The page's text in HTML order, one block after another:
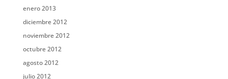
enero 2013
diciembre 2012
noviembre 2012
octubre 2012
agosto 2012
julio 2012